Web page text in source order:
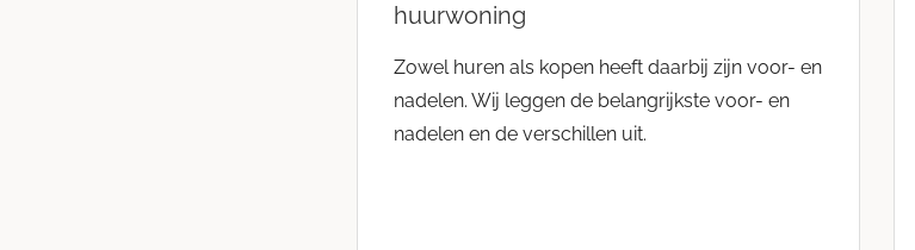
huurwoning
Zowel huren als kopen heeft daarbij zijn voor- en
nadelen. Wij leggen de belangrijkste voor- en
nadelen en de verschillen uit.